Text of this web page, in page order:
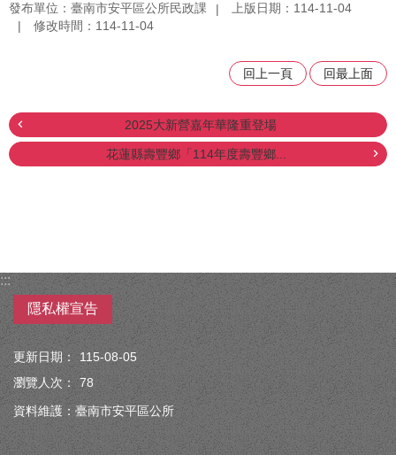
發布單位：臺南市安平區公所民政課
上版日期：114-11-04
修改時間：114-11-04
回上一頁 回最上面
2025大新營嘉年華隆重登場
花蓮縣壽豐鄉「114年度壽豐鄉...
:::
隱私權宣告
更新日期：
115-08-05
瀏覽人次：
78
資料維護：臺南市安平區公所